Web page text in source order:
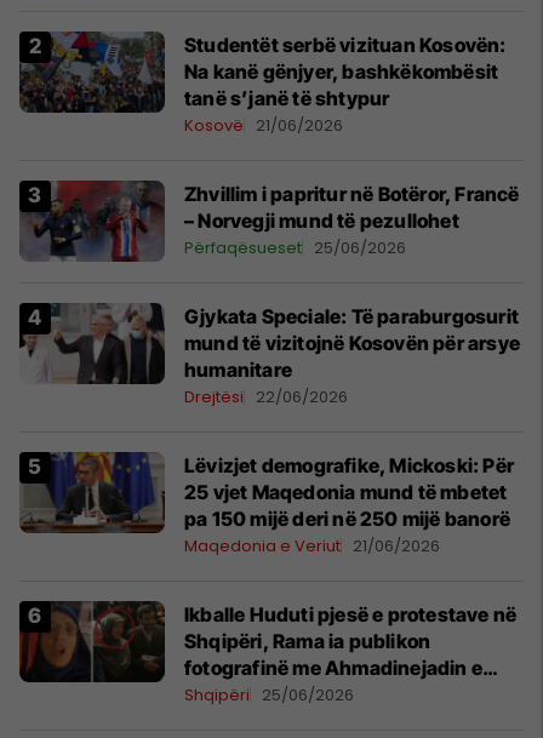
Studentët serbë vizituan Kosovën:
Na kanë gënjyer, bashkëkombësit
tanë s’janë të shtypur
Kosovë 21/06/2026
Zhvillim i papritur në Botëror, Francë
– Norvegji mund të pezullohet
Përfaqësueset 25/06/2026
​Gjykata Speciale: Të paraburgosurit
mund të vizitojnë Kosovën për arsye
humanitare
Drejtësi 22/06/2026
Lëvizjet demografike, Mickoski: Për
25 vjet Maqedonia mund të mbetet
pa 150 mijë deri në 250 mijë banorë
Maqedonia e Veriut 21/06/2026
Ikballe Huduti pjesë e protestave në
Shqipëri, Rama ia publikon
fotografinë me Ahmadinejadin e
Iranit
Shqipëri 25/06/2026